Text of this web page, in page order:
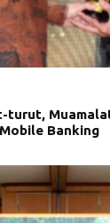
Muamalat
Banking